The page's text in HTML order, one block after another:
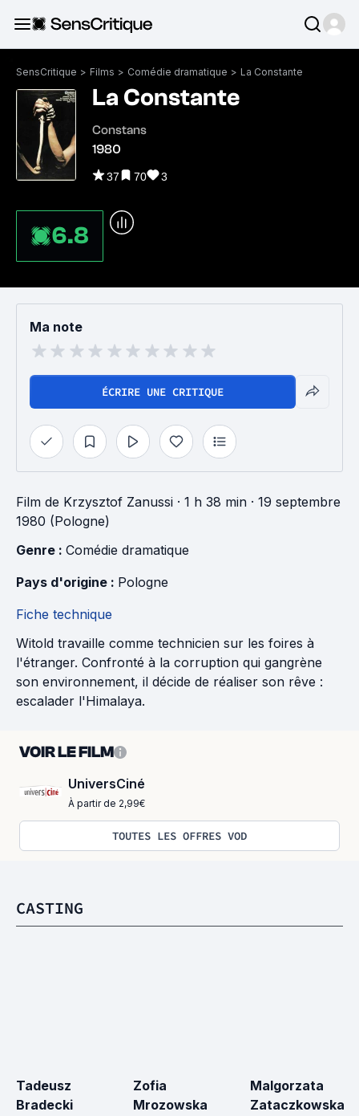
SensCritique > Films > Comédie dramatique > La Constante
La Constante
Constans
1980
37 70 3
6.8
Ma note
ÉCRIRE UNE CRITIQUE
Film de Krzysztof Zanussi · 1 h 38 min · 19 septembre
1980 (Pologne)
Genre : Comédie dramatique
Pays d'origine : Pologne
Fiche technique
Witold travaille comme technicien sur les foires à
l'étranger. Confronté à la corruption qui gangrène
son environnement, il décide de réaliser son rêve :
escalader l'Himalaya.
VOIR LE FILM
UniversCiné
À partir de 2,99€
TOUTES LES OFFRES VOD
CASTING
Tadeusz
Bradecki
Zofia
Mrozowska
Malgorzata
Zataczkowska